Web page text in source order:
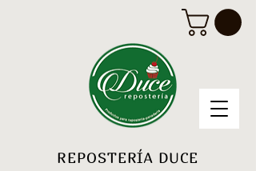
REPOSTERÍA DUCE